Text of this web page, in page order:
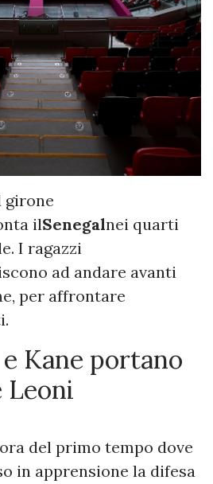
girone
ilSenegalnei quarti
I ragazzi
ad andare avanti
per affrontare
Kane portano
Leoni
del primo tempo dove
in apprensione la difesa